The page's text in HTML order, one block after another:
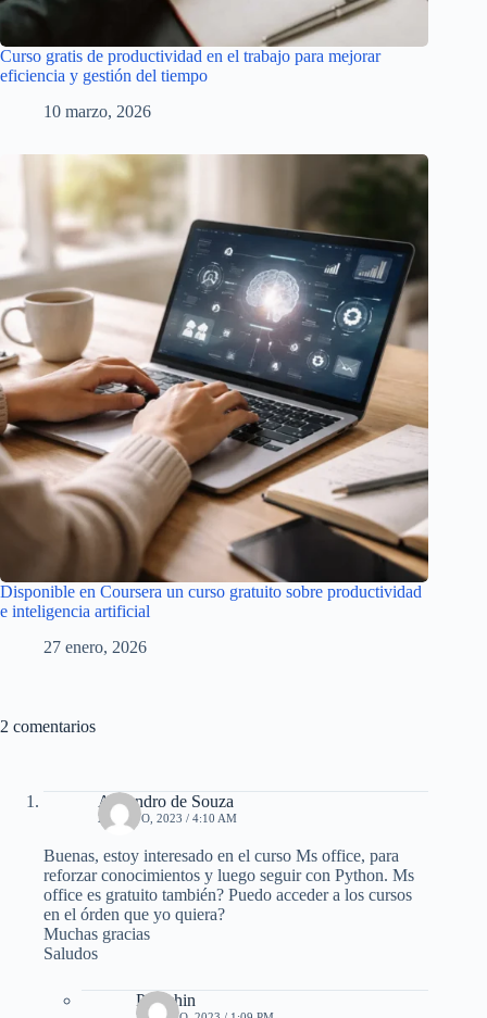
Curso gratis de productividad en el trabajo para mejorar
eficiencia y gestión del tiempo
10 marzo, 2026
Disponible en Coursera un curso gratuito sobre productividad
e inteligencia artificial
27 enero, 2026
2 comentarios
Alejandro de Souza
21 MAYO, 2023 / 4:10 AM
Buenas, estoy interesado en el curso Ms office, para
reforzar conocimientos y luego seguir con Python. Ms
office es gratuito también? Puedo acceder a los cursos
en el órden que yo quiera?
Muchas gracias
Saludos
Peluchin